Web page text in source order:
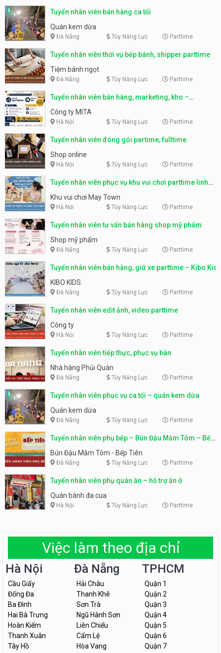
Tuyển nhân viên bán hàng ca tối
Quán kem dừa
Đà Nẵng Tùy Năng Lực Parttime
Tuyển nhân viên thời vụ bếp bánh, shipper parttime
Tiệm bánh ngọt
Đà Nẵng Tùy Năng Lực Parttime
Tuyển nhân viên bán hàng, marketing, kho –
parttime, fulltime
Công ty MITA
Hà Nội Tùy Năng Lực Parttime
Tuyển nhân viên đóng gói partime, fulltime
Shop online
Hà Nội Tùy Năng Lực Parttime
Tuyển nhân viên phục vụ khu vui chơi parttime linh
động
Khu vui chơi May Town
Hà Nội Tùy Năng Lực Parttime
Tuyển nhân viên tư vấn bán hàng shop mỹ phẩm
Shop mỹ phẩm
Đà Nẵng Tùy Năng Lực Parttime
Tuyển nhân viên bán hàng, giữ xe parttime – Kibo Kid
KIBO KIDS
Đà Nẵng Tùy Năng Lực Parttime
Tuyển nhân viên edit ảnh, video parttime
Công ty
Hà Nội Tùy Năng Lực Parttime
Tuyển nhân viên tiếp thực, phục vụ bàn
Nhà hàng Phủi Quán
Đà Nẵng Tùy Năng Lực Parttime
Tuyển nhân viên phục vụ ca tối – quán kem dừa
Quán kem dừa
Đà Nẵng Tùy Năng Lực Parttime
Tuyển nhân viên phụ bếp – Bún Đậu Mắm Tôm – Bếp
Tiên
Bún Đậu Mắm Tôm - Bếp Tiên
Đà Nẵng Tùy Năng Lực Parttime
Tuyển nhân viên phụ quán ăn – hỗ trợ ăn ở
Quán bánh đa cua
Hà Nội Tùy Năng Lực Parttime
Việc làm theo địa chỉ
Hà Nội
Cầu Giấy
Đống Đa
Ba Đình
Hai Bà Trưng
Hoàn Kiếm
Thanh Xuân
Tây Hồ
Đà Nẵng
Hải Châu
Thanh Khê
Sơn Trà
Ngũ Hành Sơn
Liên Chiểu
Cẩm Lệ
Hòa Vang
TPHCM
Quận 1
Quận 2
Quận 3
Quận 4
Quận 5
Quận 6
Quận 7